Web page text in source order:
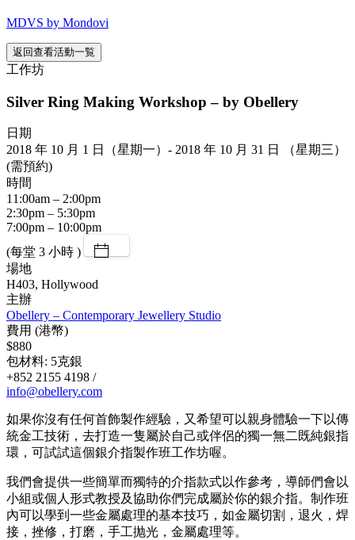
MDVS by Mondovi
返回查看活動一覧
工作坊
Silver Ring Making Workshop – by Obellery
日期
2018 年 10 月 1 日（星期一）- 2018 年 10 月 31 日 （星期三）
(需預約)
時間
11:00am – 2:00pm
2:30pm – 5:30pm
7:00pm – 10:00pm
(每堂 3 小時 )
場地
H403, Hollywood
主辦
Obellery – Contemporary Jewellery Studio
費用 (港幣)
$880
包材料: 5克銀
+852 2155 4198 /
info@obellery.com
如果你沒有任何首飾製作經驗，又希望可以親身體驗一下以傳
統金工技術，去打造一隻屬於自己或伴侶的獨一無二既純銀指
環，可試試這個銀介指製作班工作坊喔。
我們會提供一些簡單而獨特的介指款式以作參考，導師們會以
小組或個人形式教授及協助你們完成屬於你的銀介指。制作班
內可以學到一些金屬處理的基本技巧，如金屬切割，退火，焊
接，挫修，打磨，手工抛光，金屬處理等。